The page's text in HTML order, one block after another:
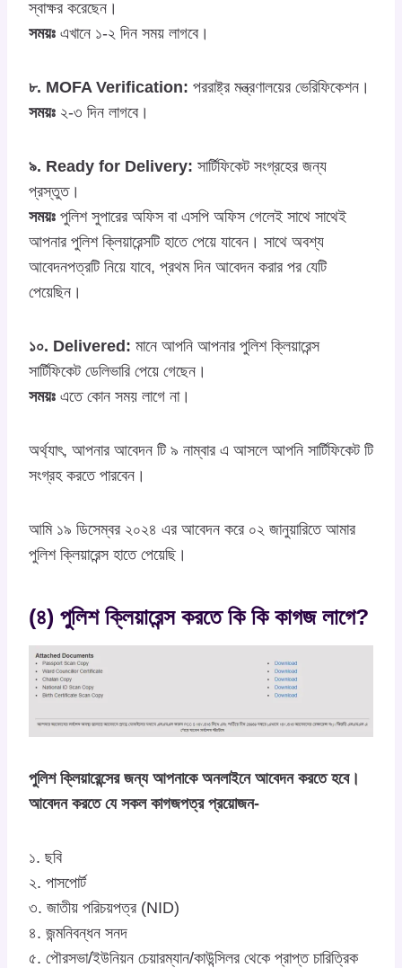
স্বাক্ষর করেছেন।
সময়ঃ এখানে ১-২ দিন সময় লাগবে।
৮. MOFA Verification: পররাষ্ট্র মন্ত্রণালয়ের ভেরিফিকেশন।
সময়ঃ ২-৩ দিন লাগবে।
৯. Ready for Delivery: সার্টিফিকেট সংগ্রহের জন্য
প্রস্তুত।
সময়ঃ পুলিশ সুপারের অফিস বা এসপি অফিস গেলেই সাথে সাথেই
আপনার পুলিশ ক্লিয়ারেন্সটি হাতে পেয়ে যাবেন। সাথে অবশ্য
আবেদনপত্রটি নিয়ে যাবে, প্রথম দিন আবেদন করার পর যেটি
পেয়েছিন।
১০. Delivered: মানে আপনি আপনার পুলিশ ক্লিয়ারেন্স
সার্টিফিকেট ডেলিভারি পেয়ে গেছেন।
সময়ঃ এতে কোন সময় লাগে না।
অর্থ্যাৎ, আপনার আবেদন টি ৯ নাম্বার এ আসলে আপনি সার্টিফিকেট টি
সংগ্রহ করতে পারবেন।
আমি ১৯ ডিসেম্বর ২০২৪ এর আবেদন করে ০২ জানুয়ারিতে আমার
পুলিশ ক্লিয়ারেন্স হাতে পেয়েছি।
(৪) পুলিশ ক্লিয়ারেন্স করতে কি কি কাগজ লাগে?
পুলিশ ক্লিয়ারেন্সের জন্য আপনাকে অনলাইনে আবেদন করতে হবে।
আবেদন করতে যে সকল কাগজপত্র প্রয়োজন-
১. ছবি
২. পাসপোর্ট
৩. জাতীয় পরিচয়পত্র (NID)
৪. জন্মনিবন্ধন সনদ
৫. পৌরসভা/ইউনিয়ন চেয়ারম্যান/কাউন্সিলর থেকে প্রাপ্ত চারিত্রিক